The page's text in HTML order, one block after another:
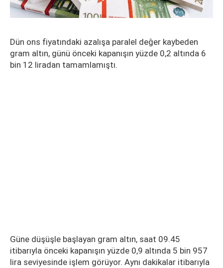
Dün ons fiyatındaki azalışa paralel değer kaybeden
gram altın, günü önceki kapanışın yüzde 0,2 altında 6
bin 12 liradan tamamlamıştı.
Güne düşüşle başlayan gram altın, saat 09.45
itibarıyla önceki kapanışın yüzde 0,9 altında 5 bin 957
lira seviyesinde işlem görüyor. Aynı dakikalar itibarıyla